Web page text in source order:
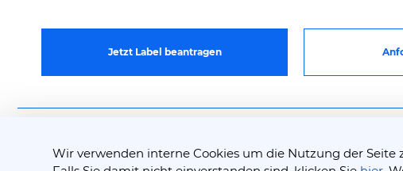
Jetzt Label beantragen
©2025 Cyber Trust Services GmbH.
Alle Rechte vorbehalten.
Wir verwenden interne Cookies um die Nutzung der